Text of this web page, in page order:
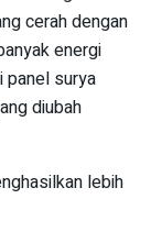
cerah dengan
energi
panel surya
diubah
lebih